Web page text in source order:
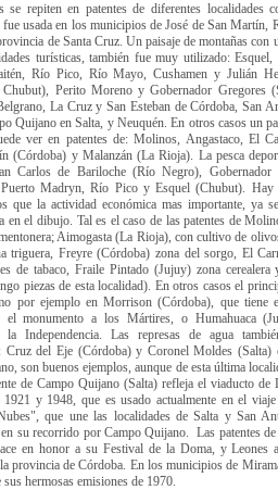
se repiten en patentes de diferentes
fue usada en los municipios de José de San
de Santa Cruz. Un paisaje de montañas con
turísticas, también fue muy utilizado: Esquel,
Río Pico, Río Mayo, Cushamen y Julián
Chubut), Perito Moreno y Gobernador Gregores
La Cruz y San Esteban de Córdoba, San
Quijano en Salta, y Neuquén. En otros casos un
ver en patentes de: Molinos, Angastaco, El
(Córdoba) y Malanzán (La Rioja). La pesca
Carlos de Bariloche (Río Negro), Gobernador
Madryn, Río Pico y Esquel (Chubut). Hay
que la actividad económica mas importante, ya
en el dibujo. Tal es el caso de las patentes de
Aimogasta (La Rioja), con cultivo de
triguera, Freyre (Córdoba) zona del sorgo, El
de tabaco, Fraile Pintado (Jujuy) zona
piezas de esta localidad). En otros casos el
por ejemplo en Morrison (Córdoba), que
el monumento alos Mártires, o Humahuaca
la Independencia. Las represas de agua
Cruz del Eje (Córdoba) y Coronel Moldes (Salta)
son buenos ejemplos, aunque de esta última
de Campo Quijano (Salta) refleja el viaducto de
1921 y 1948, que es usado actualmente en el
que une las localidades de Salta y San
su recorrido por Campo Quijano. Las patentes
en honor a su Festival de la Doma, y
provincia de Córdoba. En los municipios de
sus hermosas emisiones de 1970.